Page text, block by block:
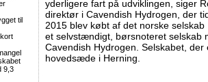
til
9,3
yderligere fart på udviklingen, siger
direktør i Cavendish Hydrogen, der
2015 blev købt af det norske selskab
et selvstændigt, børsnoteret selskab
Cavendish Hydrogen. Selskabet,
hovedsæde i Herning.